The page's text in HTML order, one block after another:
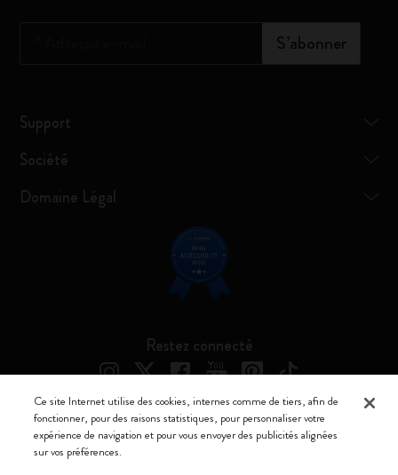
S’abonner
Support
Société
Domaine Légal
Restez connecté
Moleskine ® est une marque enregistrée de Moleskine Srl a socio unico
Ce site Internet utilise des cookies, internes comme de tiers, afin de
fonctionner, pour des raisons statistiques, pour personnaliser votre
expérience de navigation et pour vous envoyer des publicités alignées
sur vos préférences.